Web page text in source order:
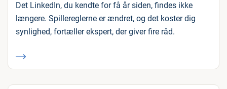
Det LinkedIn, du kendte for få år siden, findes ikke
længere. Spillereglerne er ændret, og det koster dig
synlighed, fortæller ekspert, der giver fire råd.